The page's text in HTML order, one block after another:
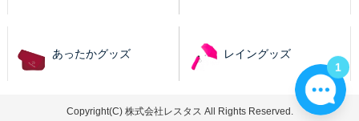
あったかグッズ レイングッズ
Copyright(C) 株式会社レスタス All Rights Reserved.
1